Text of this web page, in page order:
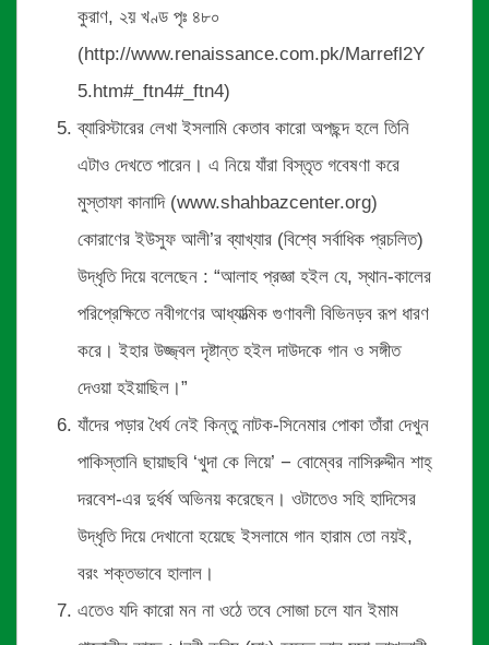
কুরাণ, ২য় খণ্ড পৃঃ ৪৮০
(http://www.renaissance.com.pk/Marrefl2Y
5.htm#_ftn4#_ftn4)
ব্যারিস্টারের লেখা ইসলামি কেতাব কারো অপছন্দ হলে তিনি
এটাও দেখতে পারেন। এ নিয়ে যাঁরা বিস্তৃত গবেষণা করে
মুস্তাফা কানাদি (www.shahbazcenter.org)
কোরাণের ইউসুফ আলী’র ব্যাখ্যার (বিশ্বে সর্বাধিক প্রচলিত)
উদ্ধৃতি দিয়ে বলেছেন : “আলাহ প্রজ্ঞা হইল যে, স্থান-কালের
পরিপ্রেক্ষিতে নবীগণের আধ্যাত্মিক গুণাবলী বিভিনড়ব রূপ ধারণ
করে। ইহার উজ্জ্বল দৃষ্টান্ত হইল দাউদকে গান ও সঙ্গীত
দেওয়া হইয়াছিল।”
যাঁদের পড়ার ধৈর্য নেই কিন্তু নাটক-সিনেমার পোকা তাঁরা দেখুন
পাকিস্তানি ছায়াছবি ‘খুদা কে লিয়ে’ − বোম্বের নাসিরুদ্দীন শাহ্
দরবেশ-এর দুর্ধর্ষ অভিনয় করেছেন। ওটাতেও সহি হাদিসের
উদ্ধৃতি দিয়ে দেখানো হয়েছে ইসলামে গান হারাম তো নয়ই,
বরং শক্তভাবে হালাল।
এতেও যদি কারো মন না ওঠে তবে সোজা চলে যান ইমাম